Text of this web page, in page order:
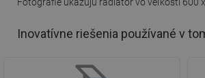
Inovatívne riešenia používané v